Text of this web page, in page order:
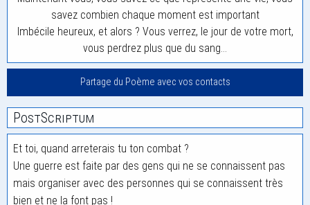
savez combien chaque moment est important
Imbécile heureux, et alors ? Vous verrez, le jour de votre mort,
vous perdrez plus que du sang…
Partage du Poème avec vos contacts
PostScriptum
Et toi, quand arreterais tu ton combat ?
Une guerre est faite par des gens qui ne se connaissent pas
mais organiser avec des personnes qui se connaissent très
bien et ne la font pas !